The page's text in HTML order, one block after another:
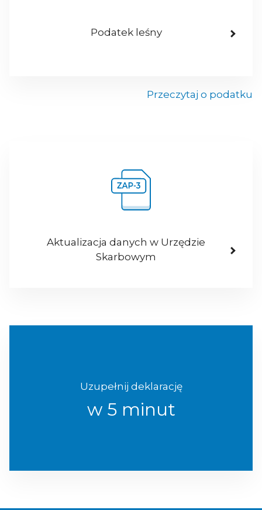
Podatek leśny
Przeczytaj o podatku
Aktualizacja danych w Urzędzie
Skarbowym
Uzupełnij deklarację
w 5 minut